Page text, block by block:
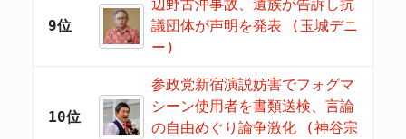
9位
辺野古沖事故、遺族が告訴し抗
議団体が声明を発表 (玉城デニ
ー)
10位
参政党新宿演説妨害でフォグマ
シーン使用者を書類送検、言論
の自由めぐり論争激化 (神谷宗